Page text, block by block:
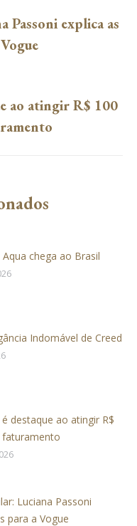
Passoni explica as
ao atingir R$ 100
chega ao Brasil
Indomável de Creed
destaque ao atingir R$
faturamento
Luciana Passoni
para a Vogue